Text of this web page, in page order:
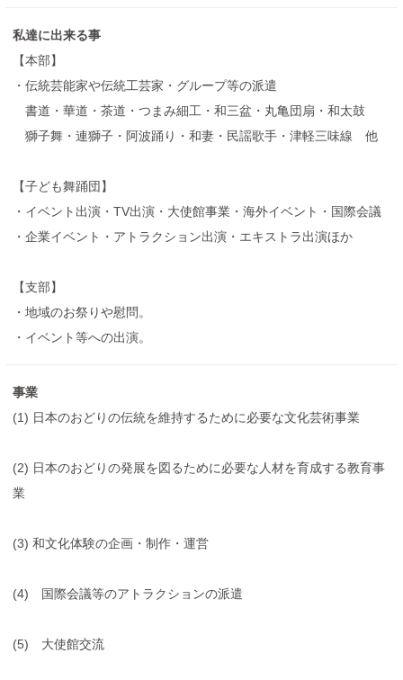
私達に出来る事
【本部】
・伝統芸能家や伝統⼯芸家・グループ等の派遣
書道・華道・茶道・つまみ細工・和三盆・丸亀団扇・和太鼓
獅子舞・連獅子・阿波踊り・和妻・民謡歌手・津軽三味線 他
【子ども舞踊団】
・イベント出演・TV出演・大使館事業・海外イベント・国際会議
・企業イベント・アトラクション出演・エキストラ出演ほか
【支部】
・地域のお祭りや慰問。
・イベント等への出演。
事業
(1) 日本のおどりの伝統を維持するために必要な文化芸術事業
(2) 日本のおどりの発展を図るために必要な人材を育成する教育事
業
(3) 和文化体験の企画・制作・運営
(4) 国際会議等のアトラクションの派遣
(5) 大使館交流